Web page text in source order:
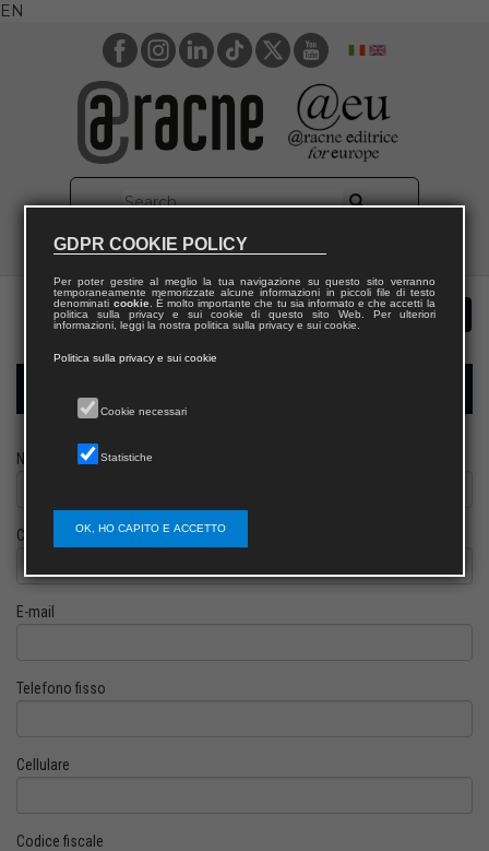
EN
Modulo richiesta saggio biblioteca
Nome
Cognome
E-mail
Telefono fisso
Cellulare
Codice fiscale
GDPR COOKIE POLICY
Per poter gestire al meglio la tua navigazione su questo sito verranno
temporaneamente memorizzate alcune informazioni in piccoli file di testo
denominati cookie. È molto importante che tu sia informato e che accetti la
politica sulla privacy e sui cookie di questo sito Web. Per ulteriori
informazioni, leggi la nostra politica sulla privacy e sui cookie.
Politica sulla privacy e sui cookie
Cookie necessari
Statistiche
OK, HO CAPITO E ACCETTO